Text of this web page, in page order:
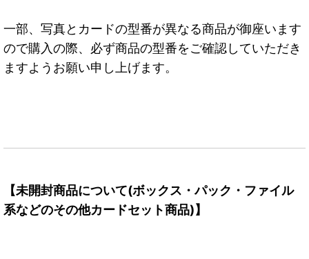
一部、写真とカードの型番が異なる商品が御座います
ので購入の際、必ず商品の型番をご確認していただき
ますようお願い申し上げます。
【未開封商品について(ボックス・パック・ファイル
系などのその他カードセット商品)】